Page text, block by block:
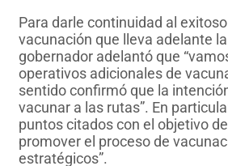
Para darle continuidad al
vacunación que lleva adelante la
gobernador adelantó que
operativos adicionales de
sentido confirmó que la
vacunar a las rutas”. En
puntos citados con el objetivo
promover el proceso de
estratégicos”.